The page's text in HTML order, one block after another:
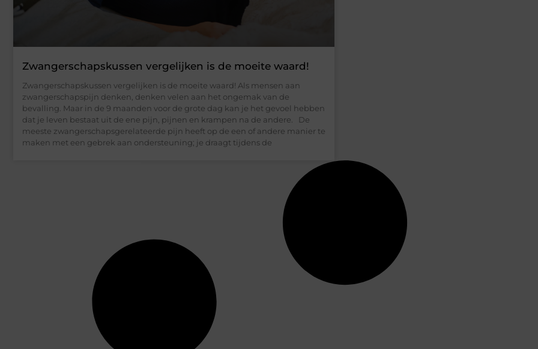
Zwangerschapskussen vergelijken is de moeite waard!
Zwangerschapskussen vergelijken is de moeite waard! Als mensen aan
zwangerschapspijn denken, denken velen aan het ongemak van de
bevalling. Maar in de 9 maanden voor de grote dag kan je het gevoel hebben
dat je leven bestaat uit de ene pijn, pijnen en krampen na de andere. De
meeste zwangerschapsgerelateerde pijn heeft op de een of andere manier te
maken met een gebrek aan ondersteuning; je draagt tijdens de